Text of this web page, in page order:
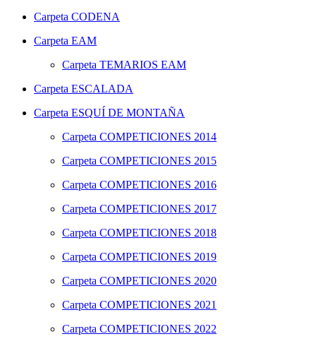
Carpeta CODENA
Carpeta EAM
Carpeta TEMARIOS EAM
Carpeta ESCALADA
Carpeta ESQUÍ DE MONTAÑA
Carpeta COMPETICIONES 2014
Carpeta COMPETICIONES 2015
Carpeta COMPETICIONES 2016
Carpeta COMPETICIONES 2017
Carpeta COMPETICIONES 2018
Carpeta COMPETICIONES 2019
Carpeta COMPETICIONES 2020
Carpeta COMPETICIONES 2021
Carpeta COMPETICIONES 2022